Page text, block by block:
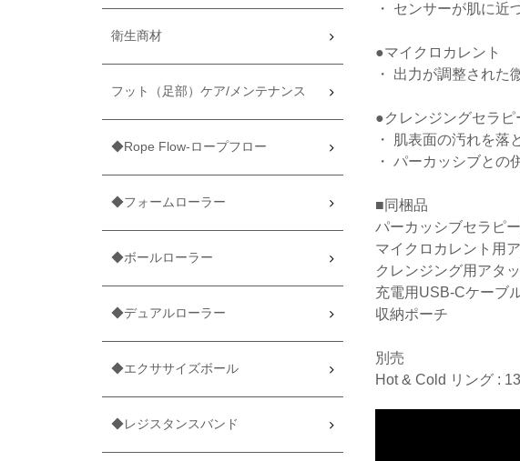
・ センサーが肌に近
●マイクロカレント
・ 出力が調整された
●クレンジングセラピ
・ 肌表面の汚れを落
・ パーカッシブとの
■同梱品
パーカッシブセラピ
マイクロカレント用
クレンジング用アタ
充電用USB-Cケーブ
収納ポーチ
別売
Hot & Cold リング :
衛生商材
フット（足部）ケア/メンテナンス
◆Rope Flow-ロープフロー
◆フォームローラー
◆ボールローラー
◆デュアルローラー
◆エクササイズボール
◆レジスタンスバンド